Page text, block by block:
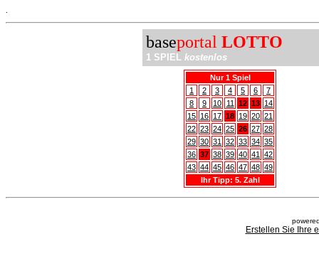
baseportal LOTTO
1 SPIEL kostenlos
Nur 1 Spiel
1
2 3 4 5 6
7
8
9 10 11 12 13 14
15 16 17 18 19 20 21
22 23 24 25 26 27 28
29 30 31 32 33 34 35
36 37 38 39 40 41
42
43 44 45 46 47 48 49
Ihr Tipp: 5. Zahl
Erstellen Sie Ihre